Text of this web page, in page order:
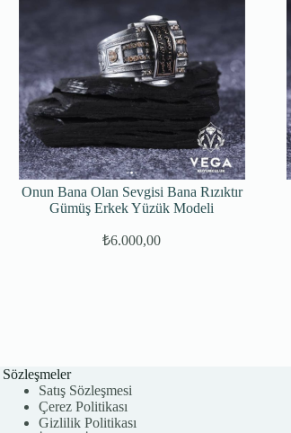
Onun Bana Olan Sevgisi Bana Rızıktır
Gümüş Erkek Yüzük Modeli
₺6.000,00
Sözleşmeler
Satış Sözleşmesi
Çerez Politikası
Gizlilik Politikası